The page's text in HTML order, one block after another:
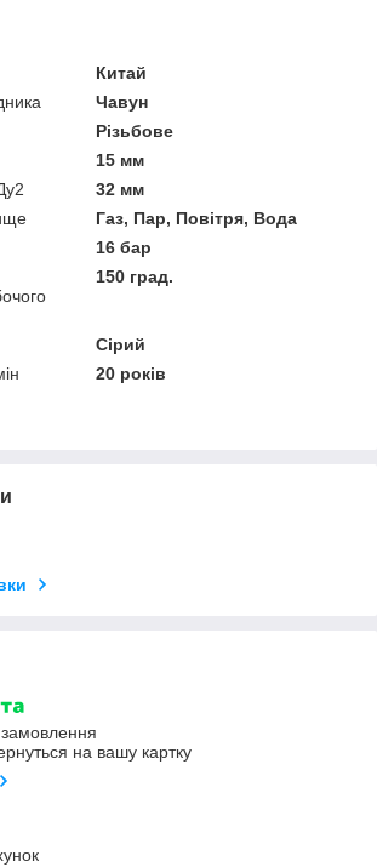
Китай
Чавун
Різьбове
15 мм
32 мм
Газ, Пар, Повітря, Вода
16 бар
150 град.
Сірий
20 років
на вашу картку